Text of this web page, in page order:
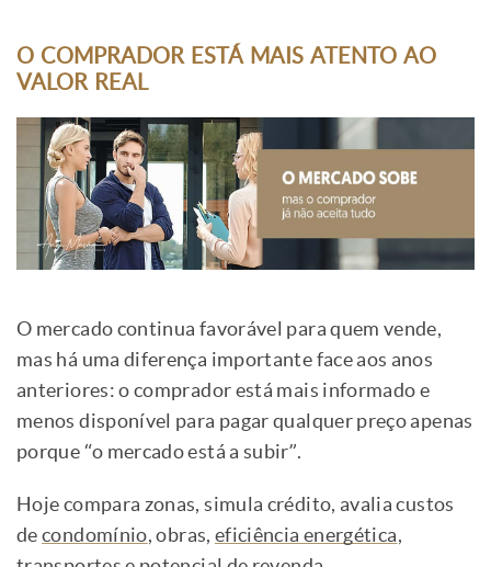
O COMPRADOR ESTÁ MAIS ATENTO AO
VALOR REAL
O mercado continua favorável para quem vende,
mas há uma diferença importante face aos anos
anteriores: o comprador está mais informado e
menos disponível para pagar qualquer preço apenas
porque “o mercado está a subir”.
Hoje compara zonas, simula crédito, avalia custos
decondomínio, obras, eficiência energética,